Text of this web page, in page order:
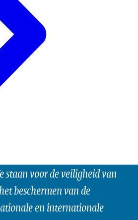
staan voor de veiligheid van
beschermen van de
en internationale